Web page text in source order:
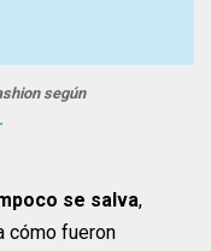
según
se salva,
cómo fueron